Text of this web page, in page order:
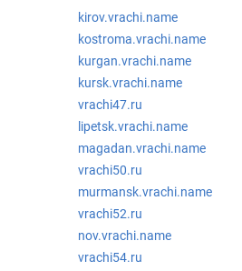
kirov.vrachi.name
kostroma.vrachi.name
kurgan.vrachi.name
kursk.vrachi.name
vrachi47.ru
lipetsk.vrachi.name
magadan.vrachi.name
vrachi50.ru
murmansk.vrachi.name
vrachi52.ru
nov.vrachi.name
vrachi54.ru